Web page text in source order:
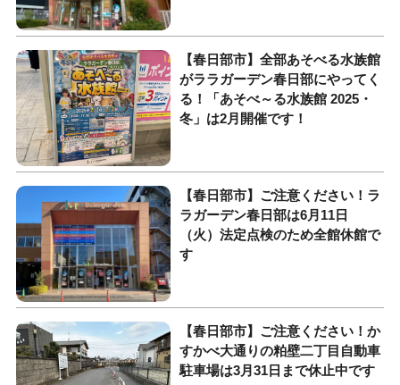
【春日部市】全部あそべる水族館
がララガーデン春日部にやってく
る！「あそべ～る水族館 2025・
冬」は2月開催です！
【春日部市】ご注意ください！ラ
ラガーデン春日部は6月11日
（火）法定点検のため全館休館で
す
【春日部市】ご注意ください！か
すかべ大通りの粕壁二丁目自動車
駐車場は3月31日まで休止中です